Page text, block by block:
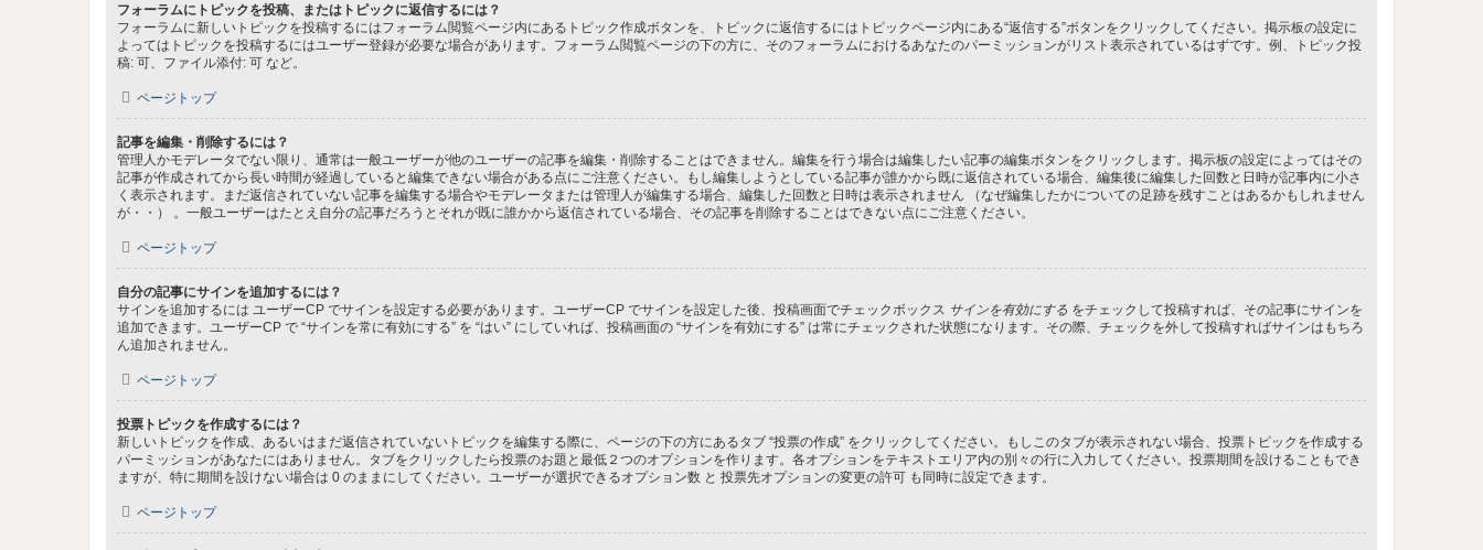
フォーラムにトピックを投稿、またはトピックに返信するには？
フォーラムに新しいトピックを投稿するにはフォーラム閲覧ページ内にあるトピック作成ボタンを、トピックに返信するにはトピックページ内にある“返信する”ボタンをクリックしてください。掲示板の設定に
よってはトピックを投稿するにはユーザー登録が必要な場合があります。フォーラム閲覧ページの下の方に、そのフォーラムにおけるあなたのパーミッションがリスト表示されているはずです。例、トピック投
稿: 可、ファイル添付: 可 など。
ページトップ
記事を編集・削除するには？
管理人かモデレータでない限り、通常は一般ユーザーが他のユーザーの記事を編集・削除することはできません。編集を行う場合は編集したい記事の編集ボタンをクリックします。掲示板の設定によってはその
記事が作成されてから長い時間が経過していると編集できない場合がある点にご注意ください。もし編集しようとしている記事が誰かから既に返信されている場合、編集後に編集した回数と日時が記事内に小さ
く表示されます。まだ返信されていない記事を編集する場合やモデレータまたは管理人が編集する場合、編集した回数と日時は表示されません （なぜ編集したかについての足跡を残すことはあるかもしれません
が・・） 。一般ユーザーはたとえ自分の記事だろうとそれが既に誰かから返信されている場合、その記事を削除することはできない点にご注意ください。
ページトップ
自分の記事にサインを追加するには？
サインを追加するには ユーザーCP でサインを設定する必要があります。ユーザーCP でサインを設定した後、投稿画面でチェックボックス サインを有効にする をチェックして投稿すれば、その記事にサインを
追加できます。ユーザーCP で “サインを常に有効にする” を “はい” にしていれば、投稿画面の “サインを有効にする” は常にチェックされた状態になります。その際、チェックを外して投稿すればサインはもちろ
ん追加されません。
ページトップ
投票トピックを作成するには？
新しいトピックを作成、あるいはまだ返信されていないトピックを編集する際に、ページの下の方にあるタブ “投票の作成” をクリックしてください。もしこのタブが表示されない場合、投票トピックを作成する
パーミッションがあなたにはありません。タブをクリックしたら投票のお題と最低２つのオプションを作ります。各オプションをテキストエリア内の別々の行に入力してください。投票期間を設けることもでき
ますが、特に期間を設けない場合は 0 のままにしてください。ユーザーが選択できるオプション数 と 投票先オプションの変更の許可 も同時に設定できます。
ページトップ